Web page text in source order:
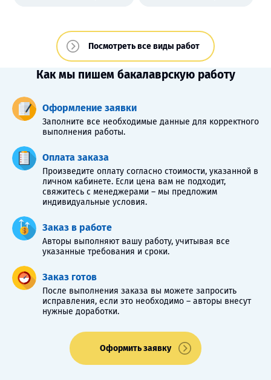
Посмотреть все виды работ
Как мы пишем бакалаврскую работу
Оформление заявки
Заполните все необходимые данные для корректного
выполнения работы.
Оплата заказа
Произведите оплату согласно стоимости, указанной в
личном кабинете. Если цена вам не подходит,
свяжитесь с менеджерами – мы предложим
индивидуальные условия.
Заказ в работе
Авторы выполняют вашу работу, учитывая все
указанные требования и сроки.
Заказ готов
После выполнения заказа вы можете запросить
исправления, если это необходимо – авторы внесут
нужные доработки.
Оформить заявку